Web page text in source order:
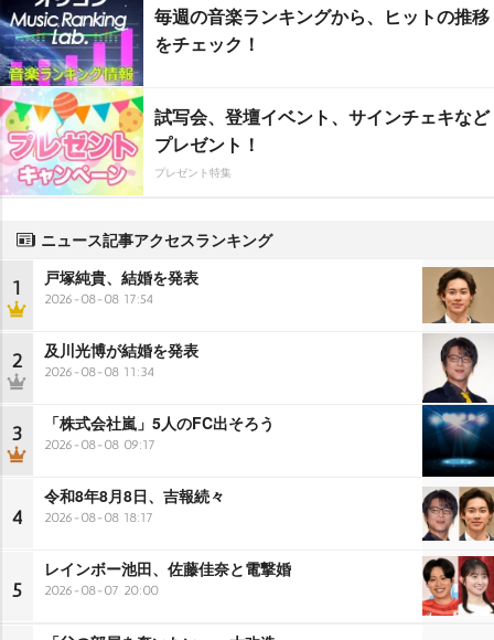
毎週の音楽ランキングから、ヒットの推移
をチェック！
試写会、登壇イベント、サインチェキなど
プレゼント！
プレゼント特集
ニュース記事アクセスランキング
1 戸塚純貴、結婚を発表
2026-08-08 17:54
2 及川光博が結婚を発表
2026-08-08 11:34
3 「株式会社嵐」5人のFC出そろう
2026-08-08 09:17
4
令和8年8月8日、吉報続々
2026-08-08 18:17
5
レインボー池田、佐藤佳奈と電撃婚
2026-08-07 20:00